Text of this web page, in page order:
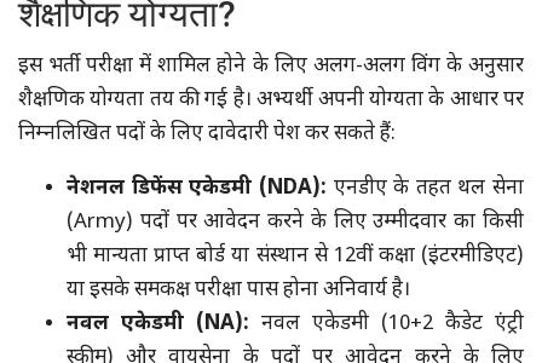
शैक्षणिक योग्यता?
इस भर्ती परीक्षा में शामिल होने के लिए अलग-अलग विंग के अनुसार
शैक्षणिक योग्यता तय की गई है। अभ्यर्थी अपनी योग्यता के आधार पर
निम्नलिखित पदों के लिए दावेदारी पेश कर सकते हैं:
नेशनल डिफेंस एकेडमी (NDA): एनडीए के तहत थल सेना
(Army) पदों पर आवेदन करने के लिए उम्मीदवार का किसी
भी मान्यता प्राप्त बोर्ड या संस्थान से 12वीं कक्षा (इंटरमीडिएट)
या इसके समकक्ष परीक्षा पास होना अनिवार्य है।
नवल एकेडमी (NA): नवल एकेडमी (10+2 कैडेट एंट्री